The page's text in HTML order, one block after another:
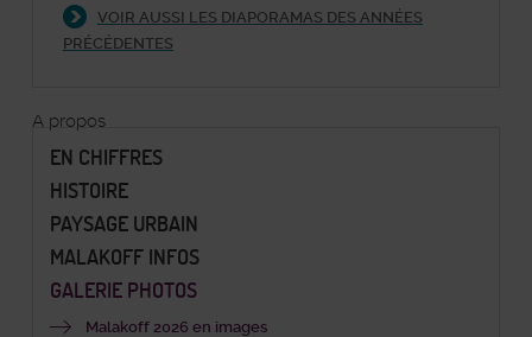
VOIR AUSSI LES DIAPORAMAS DES ANNÉES
PRÉCÉDENTES
À propos
EN CHIFFRES
HISTOIRE
PAYSAGE URBAIN
MALAKOFF INFOS
GALERIE PHOTOS
Malakoff 2026 en images